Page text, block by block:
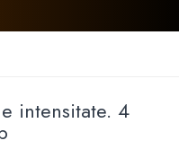
intensitate. 4